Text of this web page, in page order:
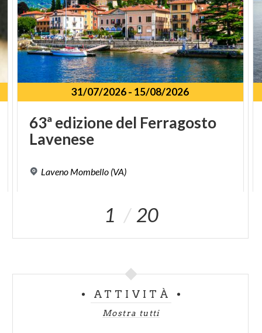
31/07/2026- 15/08/2026
63ªedizionedel Ferragosto
Lavenese
Laveno Mombello (VA)
1 20
ATTIVITÀ
Mostra tutti